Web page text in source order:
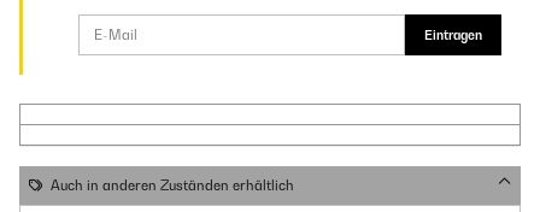
Eintragen
Auch in anderen Zuständen erhältlich